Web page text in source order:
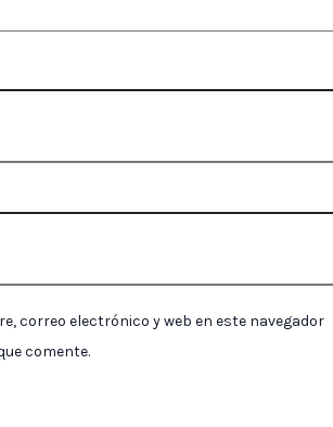
correo electrónico y web en este navegador
comente.